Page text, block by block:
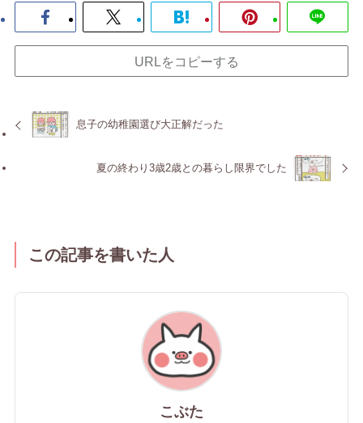
URLをコピーする
息子の幼稚園選び大正解だった
夏の終わり3歳2歳との暮らし限界でした
この記事を書いた人
こぶた